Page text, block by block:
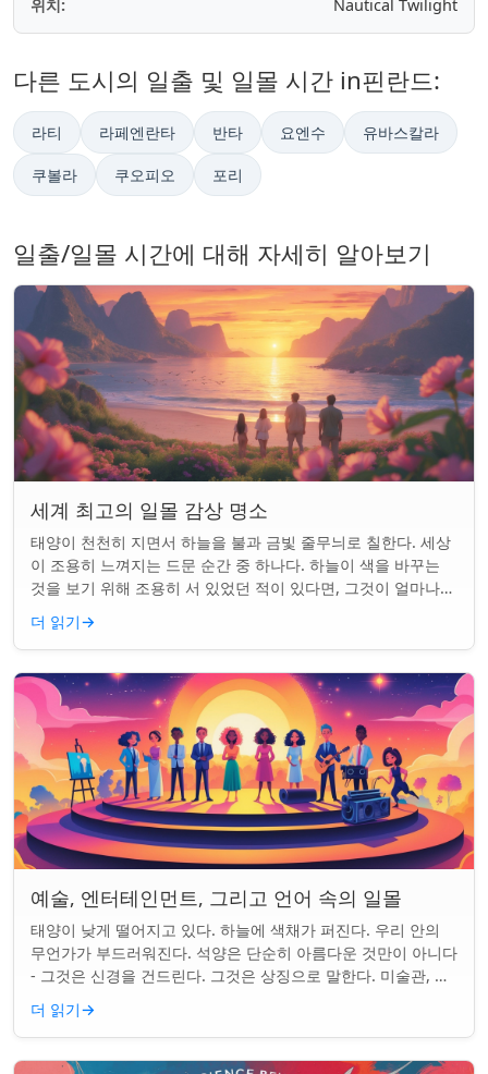
위치:
Nautical Twilight
다른 도시의 일출 및 일몰 시간 in핀란드:
라티 라페엔란타 반타 요엔수 유바스칼라
쿠볼라 쿠오피오 포리
일출/일몰 시간에 대해 자세히 알아보기
세계 최고의 일몰 감상 명소
태양이 천천히 지면서 하늘을 불과 금빛 줄무늬로 칠한다. 세상
이 조용히 느껴지는 드문 순간 중 하나다. 하늘이 색을 바꾸는
것을 보기 위해 조용히 서 있었던 적이 있다면, 그것이 얼마나
마법 같은 일인지 알 것이다....
더 읽기→
예술, 엔터테인먼트, 그리고 언어 속의 일몰
태양이 낮게 떨어지고 있다. 하늘에 색채가 퍼진다. 우리 안의
무언가가 부드러워진다. 석양은 단순히 아름다운 것만이 아니다
- 그것은 신경을 건드린다. 그것은 상징으로 말한다. 미술관, 화
면, 그리고 우리가 말하는 ...
더 읽기→